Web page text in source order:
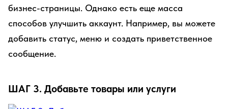
бизнес-страницы. Однако есть еще масса
способов улучшить аккаунт. Например, вы можете
добавить статус, меню и создать приветственное
сообщение.
ШАГ 3. Добавьте товары или услуги